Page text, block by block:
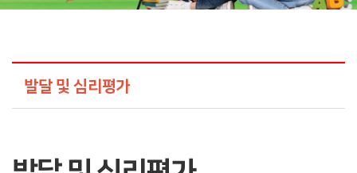
발달 및 심리평가